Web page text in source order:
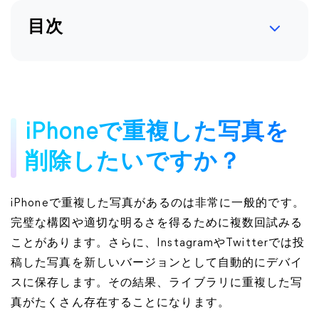
目次
iPhoneで重複した写真を
削除したいですか？
iPhoneで重複した写真があるのは非常に一般的です。
完璧な構図や適切な明るさを得るために複数回試みる
ことがあります。さらに、InstagramやTwitterでは投
稿した写真を新しいバージョンとして自動的にデバイ
スに保存します。その結果、ライブラリに重複した写
真がたくさん存在することになります。